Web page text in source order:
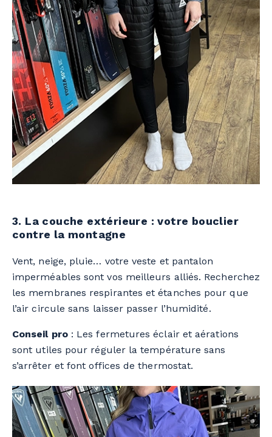
3. La couche extérieure : votre bouclier
contre la montagne
Vent, neige, pluie… votre veste et pantalon
imperméables sont vos meilleurs alliés. Recherchez
les membranes respirantes et étanches pour que
l’air circule sans laisser passer l’humidité.
Conseil pro: Les fermetures éclair et aérations
sont utiles pour réguler la température sans
s’arrêter et font offices de thermostat.